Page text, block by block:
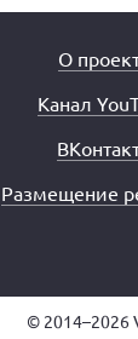
О
Канал
Размещение
© 2014–2026